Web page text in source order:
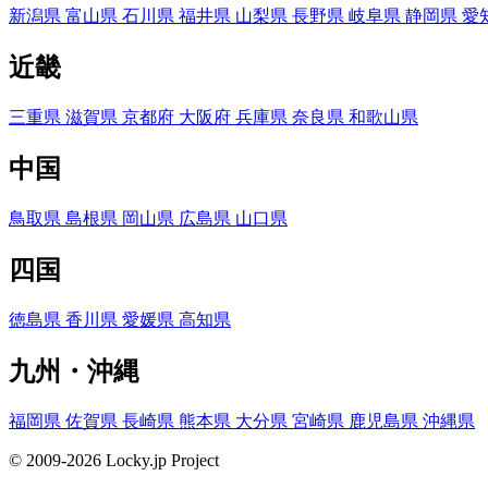
新潟県 富山県 石川県 福井県 山梨県 長野県 岐阜県 静岡県 愛
近畿
三重県 滋賀県 京都府 大阪府 兵庫県 奈良県 和歌山県
中国
鳥取県 島根県 岡山県 広島県 山口県
四国
徳島県 香川県 愛媛県 高知県
九州・沖縄
福岡県 佐賀県 長崎県 熊本県 大分県 宮崎県 鹿児島県 沖縄県
© 2009-2026 Locky.jp Project